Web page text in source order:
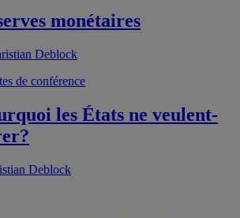
monétaires
Deblock
de conférence
les États ne veulent-
Deblock